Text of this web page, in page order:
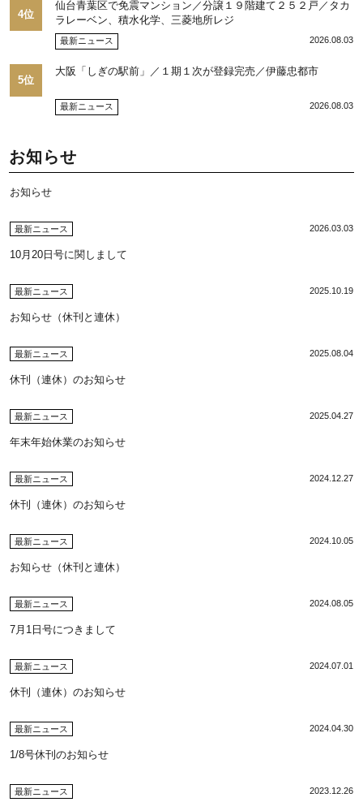
4位
仙台青葉区で免震マンション／分譲１９階建て２５２戸／タカ
ラレーベン、積水化学、三菱地所レジ
最新ニュース 2026.08.03
5位
大阪「しぎの駅前」／１期１次が登録完売／伊藤忠都市
最新ニュース 2026.08.03
お知らせ
お知らせ
最新ニュース 2026.03.03
10月20日号に関しまして
最新ニュース 2025.10.19
お知らせ（休刊と連休）
最新ニュース 2025.08.04
休刊（連休）のお知らせ
最新ニュース 2025.04.27
年末年始休業のお知らせ
最新ニュース 2024.12.27
休刊（連休）のお知らせ
最新ニュース 2024.10.05
お知らせ（休刊と連休）
最新ニュース 2024.08.05
7月1日号につきまして
最新ニュース 2024.07.01
休刊（連休）のお知らせ
最新ニュース 2024.04.30
1/8号休刊のお知らせ
最新ニュース 2023.12.26